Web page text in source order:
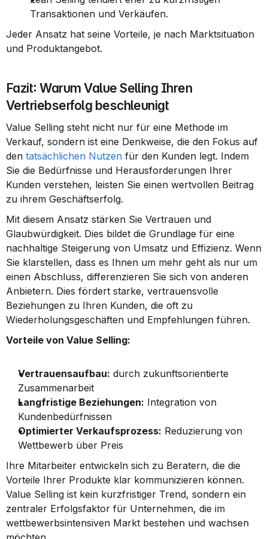
Transaktionen und Verkäufen.
Jeder Ansatz hat seine Vorteile, je nach Marktsituation
und Produktangebot.
Fazit: Warum Value Selling Ihren
Vertriebserfolg beschleunigt
Value Selling steht nicht nur für eine Methode im
Verkauf, sondern ist eine Denkweise, die den Fokus auf
den tatsächlichen Nutzen für den Kunden legt. Indem
Sie die Bedürfnisse und Herausforderungen Ihrer
Kunden verstehen, leisten Sie einen wertvollen Beitrag
zu ihrem Geschäftserfolg.
Mit diesem Ansatz stärken Sie Vertrauen und
Glaubwürdigkeit. Dies bildet die Grundlage für eine
nachhaltige Steigerung von Umsatz und Effizienz. Wenn
Sie klarstellen, dass es Ihnen um mehr geht als nur um
einen Abschluss, differenzieren Sie sich von anderen
Anbietern. Dies fördert starke, vertrauensvolle
Beziehungen zu Ihren Kunden, die oft zu
Wiederholungsgeschäften und Empfehlungen führen.
Vorteile von Value Selling:
Vertrauensaufbau: durch zukunftsorientierte
Zusammenarbeit
Langfristige Beziehungen: Integration von
Kundenbedürfnissen
Optimierter Verkaufsprozess: Reduzierung von
Wettbewerb über Preis
Ihre Mitarbeiter entwickeln sich zu Beratern, die die
Vorteile Ihrer Produkte klar kommunizieren können.
Value Selling ist kein kurzfristiger Trend, sondern ein
zentraler Erfolgsfaktor für Unternehmen, die im
wettbewerbsintensiven Markt bestehen und wachsen